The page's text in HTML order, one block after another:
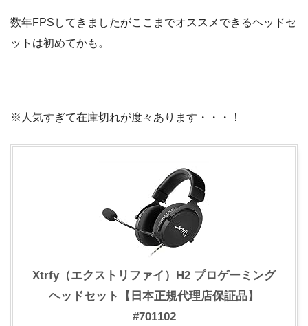
数年FPSしてきましたがここまでオススメできるヘッドセ
ットは初めてかも。
※人気すぎて在庫切れが度々あります・・・！
Xtrfy（エクストリファイ）H2 プロゲーミング
ヘッドセット【日本正規代理店保証品】
#701102